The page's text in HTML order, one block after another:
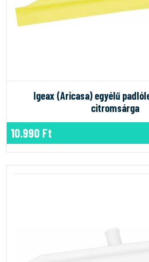
Igeax (Aricasa) egyélű
citromsárga
10.990 Ft